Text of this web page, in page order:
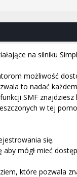
na silniku
możliwość
to nadać
SMF
w tej
się.
mógł mieć
które pozwala